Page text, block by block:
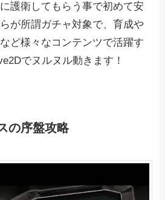
護衛してもらう事で初めて安
が所謂ガチャ対象で、育成や
ど様々なコンテンツで活躍す
でヌルヌル動きます！
の序盤攻略